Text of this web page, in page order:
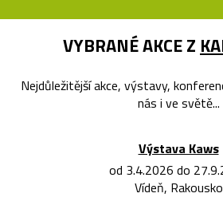
VYBRANÉ AKCE Z
Nejdůležitější akce, výstavy,
nás i ve světě...
Výstava Kaws
od 3.4.2026 do
Vídeň, Rakousko